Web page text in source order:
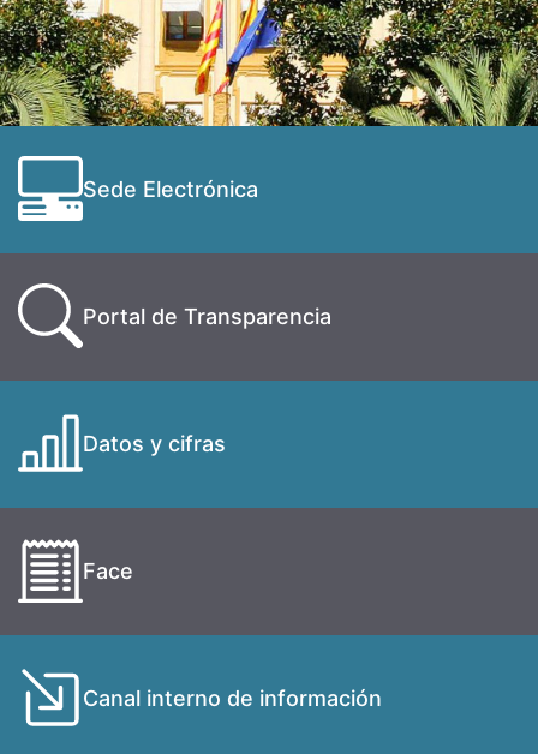
Sede Electrónica
Portal de Transparencia
Datos y cifras
Face
Canal interno de información